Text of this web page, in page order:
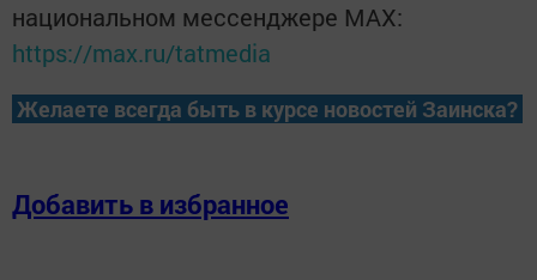
национальном мессенджере MАХ:
https://max.ru/tatmedia
Желаете всегда быть в курсе новостей Заинска?
Добавить в избранное